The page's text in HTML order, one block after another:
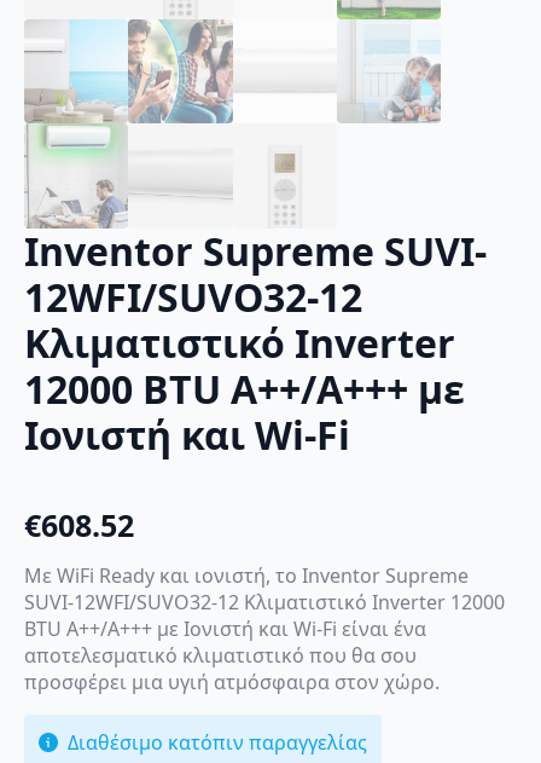
Inventor Supreme SUVI-
12WFI/SUVO32-12
Κλιματιστικό Inverter
12000 BTU A++/A+++ με
Ιονιστή και Wi-Fi
€608.52
Με WiFi Ready και ιονιστή, το Inventor Supreme
SUVI-12WFI/SUVO32-12 Κλιματιστικό Inverter 12000
BTU A++/A+++ με Ιονιστή και Wi-Fi είναι ένα
αποτελεσματικό κλιματιστικό που θα σου
προσφέρει μια υγιή ατμόσφαιρα στον χώρο.
Διαθέσιμο κατόπιν παραγγελίας